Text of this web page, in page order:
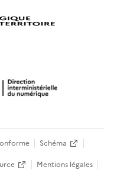
Schéma
Mentions légales